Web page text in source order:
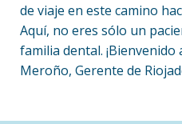
de viaje en este camino
Aquí, no eres sólo un
familia dental. ¡Bienvenido
Meroño, Gerente de